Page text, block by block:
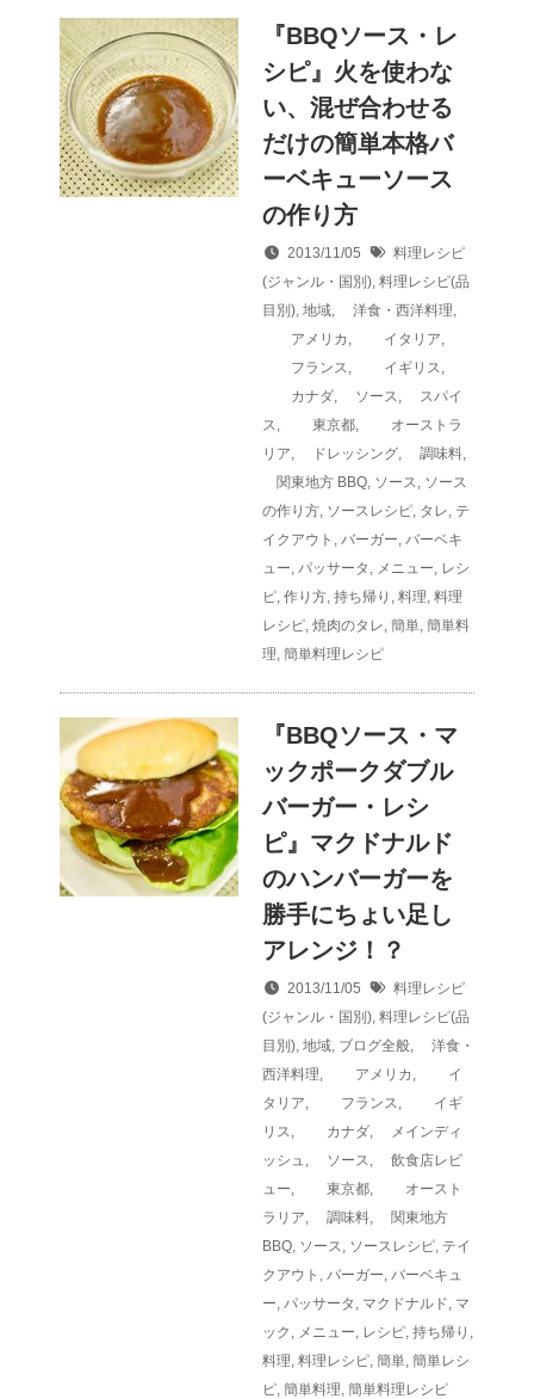
『BBQソース・レ
シピ』火を使わな
い、混ぜ合わせる
だけの簡単本格バ
ーベキューソース
の作り方
2013/11/05
料理レシピ
(ジャンル・国別), 料理レシピ(品
目別), 地域, 洋食・西洋料理,
アメリカ , イタリア,
フランス, イギリス,
カナダ, ソース,
スパイ
ス, 東京都,
オーストラ
リア, ドレッシング, 調味料,
関東地方 BBQ, ソース, ソース
の作り方, ソースレシピ, タレ, テ
イクアウト , バーガー, バーベキ
ュー, パッサータ , メニュー, レシ
ピ, 作り方, 持ち帰り , 料理, 料理
レシピ, 焼肉のタレ, 簡単, 簡単料
理, 簡単料理レシピ
『BBQソース・マ
ックポークダブル
バーガー・レシ
ピ』マクドナルド
のハンバーガーを
勝手にちょい足し
アレンジ！？
2013/11/05
料理レシピ
(ジャンル・国別), 料理レシピ(品
目別), 地域, ブログ全般,
洋食・
西洋料理, アメリカ ,
イ
タリア, フランス,
イギ
リス, カナダ,
メインディ
ッシュ , ソース,
飲食店レビ
ュー, 東京都,
オースト
ラリア, 調味料,
関東地方
BBQ, ソース, ソースレシピ, テイ
クアウト , バーガー, バーベキュ
ー, パッサータ , マクドナルド, マ
ック , メニュー, レシピ, 持ち帰り ,
料理, 料理レシピ, 簡単, 簡単レシ
ピ, 簡単料理, 簡単料理レシピ